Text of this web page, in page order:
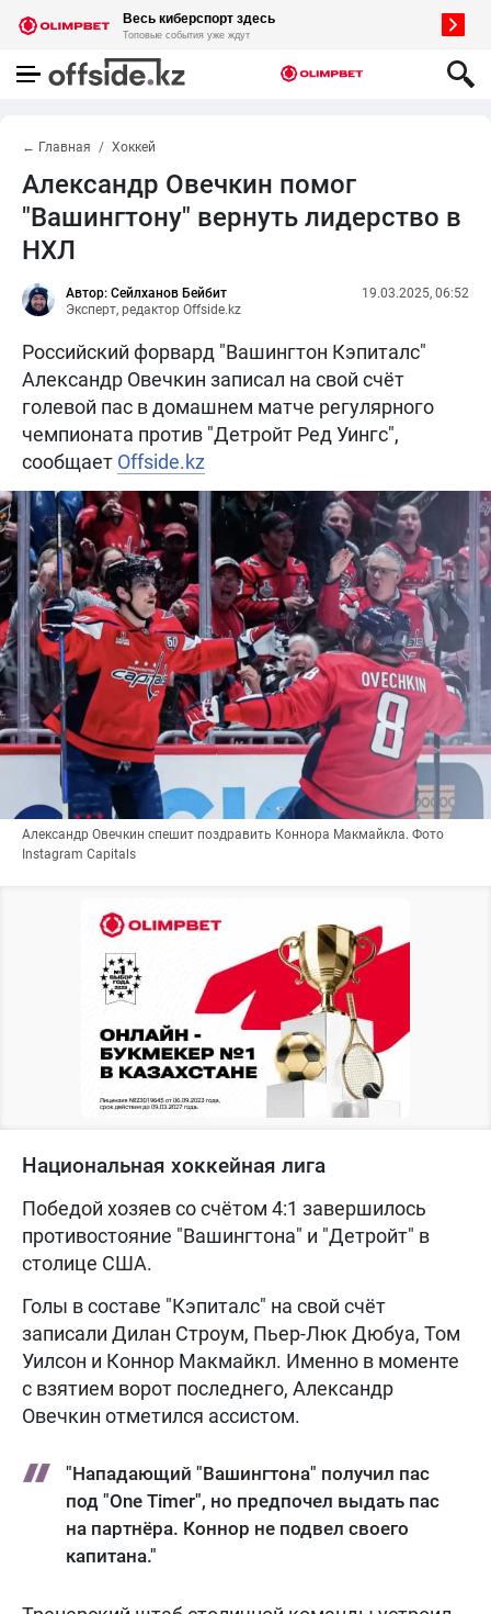
← Главная Хоккей
Александр Овечкин помог
"Вашингтону" вернуть лидерство в
НХЛ
Автор: Сейлханов Бейбит
Эксперт, редактор Offside.kz
19.03.2025, 06:52
Российский форвард "Вашингтон Кэпиталс"
Александр Овечкин записал на свой счёт
голевой пас в домашнем матче регулярного
чемпионата против "Детройт Ред Уингс",
сообщает Offside.kz
Александр Овечкин спешит поздравить Коннора Макмайкла. Фото
Instagram Capitals
Национальная хоккейная лига
Победой хозяев со счётом 4:1 завершилось
противостояние "Вашингтона" и "Детройт" в
столице США.
Голы в составе "Кэпиталс" на свой счёт
записали Дилан Строум, Пьер-Люк Дюбуа, Том
Уилсон и Коннор Макмайкл. Именно в моменте
с взятием ворот последнего, Александр
Овечкин отметился ассистом.
"Нападающий "Вашингтона" получил пас
под "One Timer", но предпочел выдать пас
на партнёра. Коннор не подвел своего
капитана."